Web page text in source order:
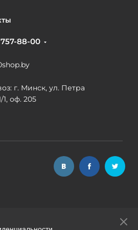
88-00
г. Минск, ул. Петра
1, оф. 205